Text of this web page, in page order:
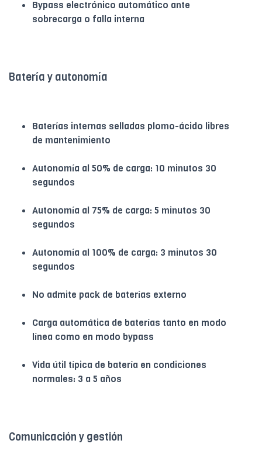
Bypass electrónico automático ante
sobrecarga o falla interna
Batería y autonomía
Baterías internas selladas plomo-ácido libres
de mantenimiento
Autonomía al 50% de carga: 10 minutos 30
segundos
Autonomía al 75% de carga: 5 minutos 30
segundos
Autonomía al 100% de carga: 3 minutos 30
segundos
No admite pack de baterías externo
Carga automática de baterías tanto en modo
línea como en modo bypass
Vida útil típica de batería en condiciones
normales: 3 a 5 años
Comunicación y gestión